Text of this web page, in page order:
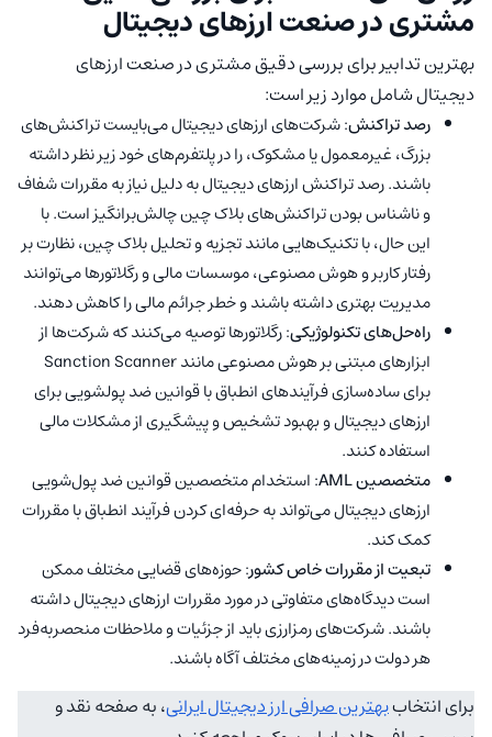
مشتری در صنعت ارزهای دیجیتال
بهترین تدابیر برای بررسی دقیق مشتری در صنعت ارزهای
دیجیتال شامل موارد زیر است:
رصد تراکنش: شرکت‌های ارزهای دیجیتال می‌بایست تراکنش‌های
بزرگ، غیرمعمول یا مشکوک، را در پلتفرم‌های خود زیر نظر داشته
باشند. رصد تراکنش ارزهای دیجیتال به دلیل نیاز به مقررات شفاف
و ناشناس بودن تراکنش‌های بلاک چین چالش‌برانگیز است. با
این حال، با تکنیک‌هایی مانند تجزیه و تحلیل بلاک چین، نظارت بر
رفتار کاربر و هوش مصنوعی، موسسات مالی و رگلاتورها می‌توانند
مدیریت بهتری داشته باشند و خطر جرائم مالی را کاهش دهند.
راه‌حل‌های تکنولوژیکی: رگلاتورها توصیه می‌کنند که شرکت‌ها از
ابزارهای مبتنی بر هوش مصنوعی مانند Sanction Scanner
برای ساده‌سازی فرآیندهای انطباق با قوانین ضد پولشویی برای
ارزهای دیجیتال و بهبود تشخیص و پیشگیری از مشکلات مالی
استفاده کنند.
متخصصین AML
: استخدام متخصصین قوانین ضد پول‌شویی
ارزهای دیجیتال می‌تواند به حرفه‌ای کردن فرآیند انطباق با مقررات
کمک کند.
تبعیت از مقررات خاص کشور: حوزه‌های قضایی مختلف ممکن
است دیدگاه‌های متفاوتی در مورد مقررات ارزهای دیجیتال داشته
باشند. شرکت‌های رمزارزی باید از جزئیات و ملاحظات منحصربه‌فرد
هر دولت در زمینه‌های مختلف آگاه باشند.
برای انتخاببهترین صرافی ارز دیجیتال ایرانی، به صفحه نقد و